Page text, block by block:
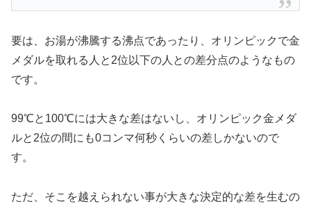
要は、お湯が沸騰する沸点であったり、オリンピックで金
メダルを取れる人と2位以下の人との差分点のようなもの
です。
99℃と100℃には大きな差はないし、オリンピック金メダ
ルと2位の間にも0コンマ何秒くらいの差しかないので
す。
ただ、そこを越えられない事が大きな決定的な差を生むの